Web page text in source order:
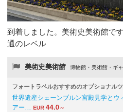
到着しました。美術史美術館で
通のレベル
美術史美術館 博物館・美術館・ギ
フォートラベルおすすめのオプショナル
世界遺産シェーンブルン宮殿見学とウ
アー… EUR 44.0～